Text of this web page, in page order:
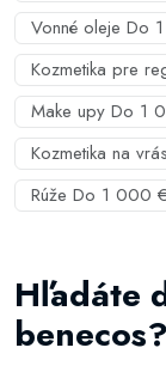
Vonné oleje Do
Kozmetika pre
Make upy Do 1
Kozmetika na
Rúže Do 1 000 €
Hľadáte
benecos?